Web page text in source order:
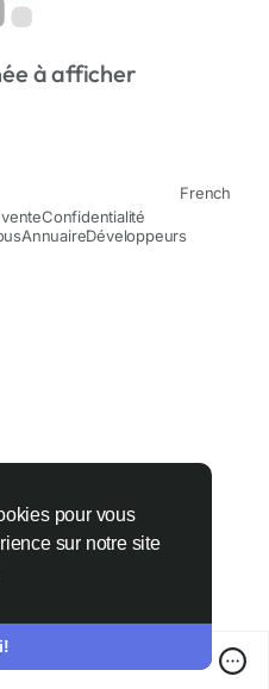
pour vous
sur notre site
à afficher
French
Confidentialité
AnnuaireDéveloppeurs